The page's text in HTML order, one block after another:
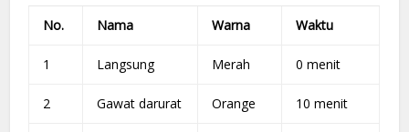
No. Nama Warna Waktu
1 Langsung Merah 0 menit
2 Gawat darurat Orange 10 menit